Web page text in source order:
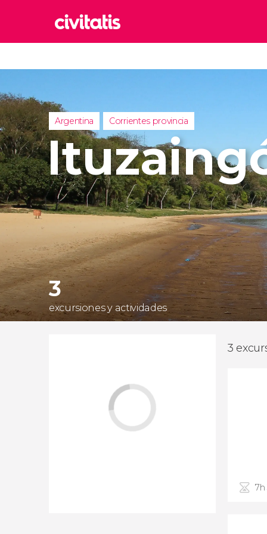
Italia
Reino
Turquía
Argentina Corrientes provincia
3
excursiones y actividades
3
7h